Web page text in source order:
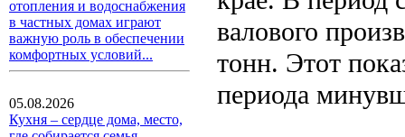
отопления и водоснабжения
в частных домах играют
важную роль в обеспечении
комфортных условий...
05.08.2026
Кухня – сердце дома, место,
валового
тонн. Этот
периода